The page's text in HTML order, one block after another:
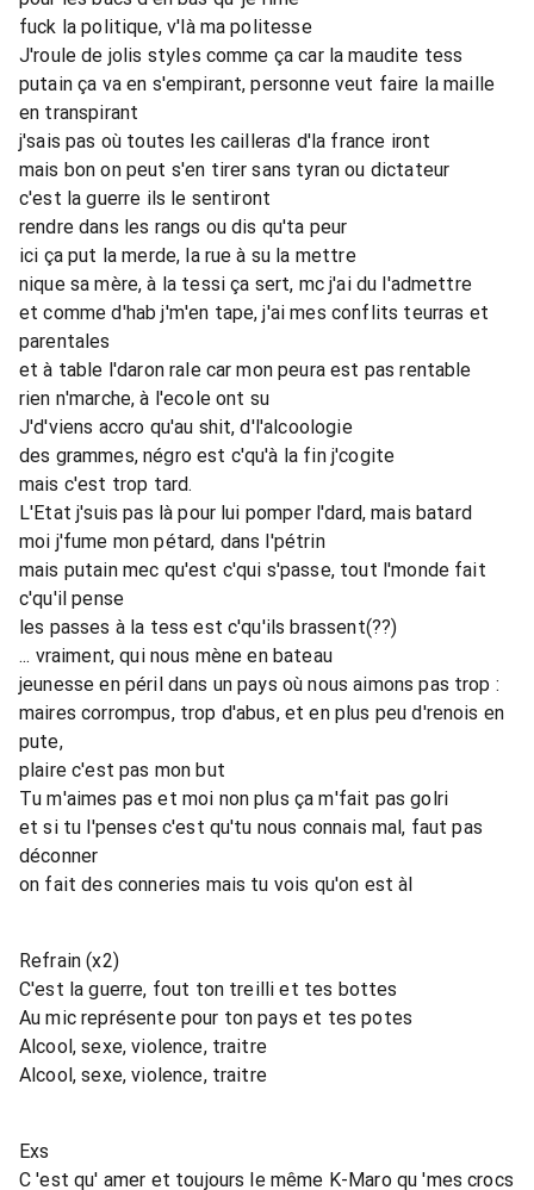
fuck la politique, v'là ma politesse
J'roule de jolis styles comme ça car la maudite tess
putain ça va en s'empirant, personne veut faire la maille
en transpirant
j'sais pas où toutes les cailleras d'la france iront
mais bon on peut s'en tirer sans tyran ou dictateur
c'est la guerre ils le sentiront
rendre dans les rangs ou dis qu'ta peur
ici ça put la merde, la rue à su la mettre
nique sa mère, à la tessi ça sert, mc j'ai du l'admettre
et comme d'hab j'm'en tape, j'ai mes conflits teurras et
parentales
et à table l'daron rale car mon peura est pas rentable
rien n'marche, à l'ecole ont su
J'd'viens accro qu'au shit, d'l'alcoologie
des grammes, négro est c'qu'à la fin j'cogite
mais c'est trop tard.
L'Etat j'suis pas là pour lui pomper l'dard, mais batard
moi j'fume mon pétard, dans l'pétrin
mais putain mec qu'est c'qui s'passe, tout l'monde fait
c'qu'il pense
les passes à la tess est c'qu'ils brassent(??)
... vraiment, qui nous mène en bateau
jeunesse en péril dans un pays où nous aimons pas trop :
maires corrompus, trop d'abus, et en plus peu d'renois en
pute,
plaire c'est pas mon but
Tu m'aimes pas et moi non plus ça m'fait pas golri
et si tu l'penses c'est qu'tu nous connais mal, faut pas
déconner
on fait des conneries mais tu vois qu'on est àl
Refrain (x2)
C'est la guerre, fout ton treilli et tes bottes
Au mic représente pour ton pays et tes potes
Alcool, sexe, violence, traitre
Alcool, sexe, violence, traitre
Exs
C 'est qu' amer et toujours le même K-Maro qu 'mes crocs